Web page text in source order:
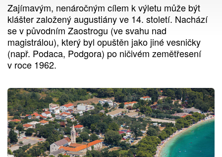
Zajímavým, nenáročným cílem k výletu může být
klášter založený augustiány ve 14. století. Nachází
se v původním Zaostrogu (ve svahu nad
magistrálou), který byl opuštěn jako jiné vesničky
(např. Podaca, Podgora) po ničivém zemětřesení
v roce 1962.